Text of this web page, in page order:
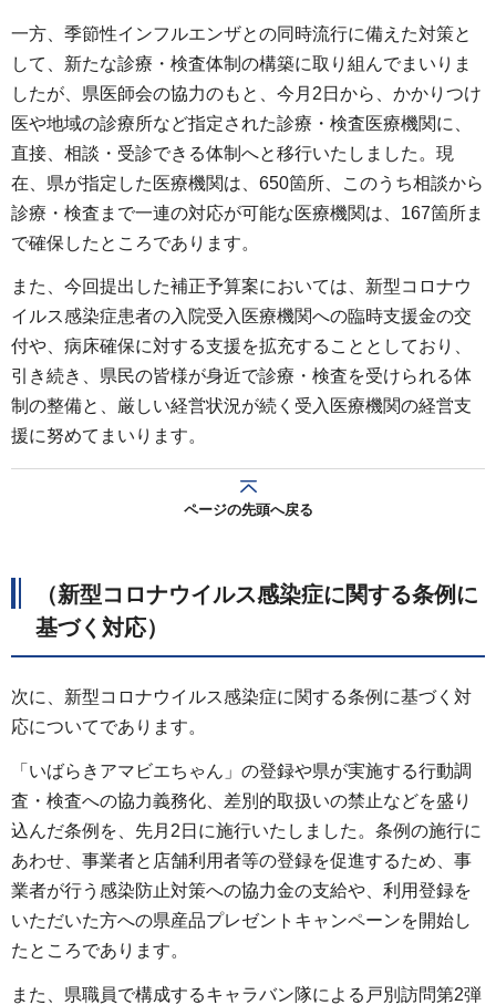
一方、季節性インフルエンザとの同時流行に備えた対策と
して、新たな診療・検査体制の構築に取り組んでまいりま
したが、県医師会の協力のもと、今月2日から、かかりつけ
医や地域の診療所など指定された診療・検査医療機関に、
直接、相談・受診できる体制へと移行いたしました。現
在、県が指定した医療機関は、650箇所、このうち相談から
診療・検査まで一連の対応が可能な医療機関は、167箇所ま
で確保したところであります。
また、今回提出した補正予算案においては、新型コロナウ
イルス感染症患者の入院受入医療機関への臨時支援金の交
付や、病床確保に対する支援を拡充することとしており、
引き続き、県民の皆様が身近で診療・検査を受けられる体
制の整備と、厳しい経営状況が続く受入医療機関の経営支
援に努めてまいります。
ページの先頭へ戻る
（新型コロナウイルス感染症に関する条例に
基づく対応）
次に、新型コロナウイルス感染症に関する条例に基づく対
応についてであります。
「いばらきアマビエちゃん」の登録や県が実施する行動調
査・検査への協力義務化、差別的取扱いの禁止などを盛り
込んだ条例を、先月2日に施行いたしました。条例の施行に
あわせ、事業者と店舗利用者等の登録を促進するため、事
業者が行う感染防止対策への協力金の支給や、利用登録を
いただいた方への県産品プレゼントキャンペーンを開始し
たところであります。
また、県職員で構成するキャラバン隊による戸別訪問第2弾